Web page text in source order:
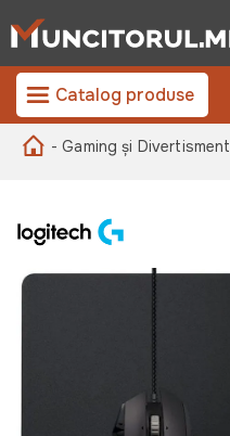
Catalog produse
- Gaming și Divertisment